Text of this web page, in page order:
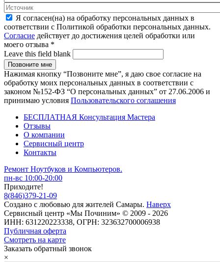
Я согласен(на) на обработку персональных данных в
соответствии с Политикой обработки персональных данных.
Согласие действует до достижения целей обработки или
моего отзыва *
Leave this field blank
Нажимая кнопку “Позвоните мне”, я даю свое согласие на
обработку моих персональных данных в соответствии с
законом №152-ФЗ “О персональных данных” от 27.06.2006 и
принимаю условия Пользовательского соглашения
БЕСПЛАТНАЯ Консультация Мастера
Отзывы
О компании
Сервисный центр
Контакты
Ремонт Ноутбуков и Компьютеров.
пн-вс 10:00-20:00
Приходите!
8(846)379-21-09
Создано с любовью для жителей Самары. Наверх
Сервисный центр «Мы Починим» © 2009 - 2026
ИНН: 631220223338, ОГРН: 323632700006938
Публичная оферта
Смотреть на карте
Заказать обратный звонок
×